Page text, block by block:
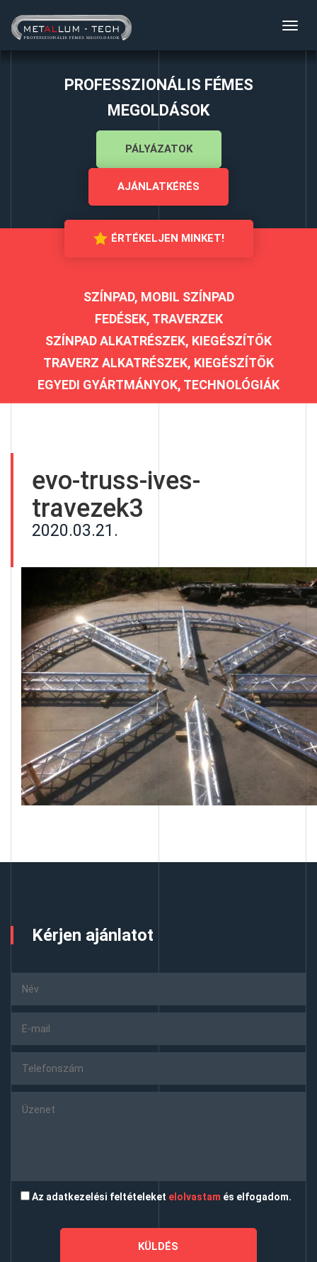
PROFESSZIONÁLIS FÉMES
MEGOLDÁSOK
PÁLYÁZATOK
AJÁNLATKÉRÉS
ÉRTÉKELJEN MINKET!
SZÍNPAD, MOBIL SZÍNPAD
FEDÉSEK, TRAVERZEK
SZÍNPAD ALKATRÉSZEK, KIEGÉSZÍTŐK
TRAVERZ ALKATRÉSZEK, KIEGÉSZÍTŐK
EGYEDI GYÁRTMÁNYOK, TECHNOLÓGIÁK
evo-truss-ives-
travezek3
2020.03.21.
Kérjen ajánlatot
Az adatkezelési feltételeket elolvastam és elfogadom.